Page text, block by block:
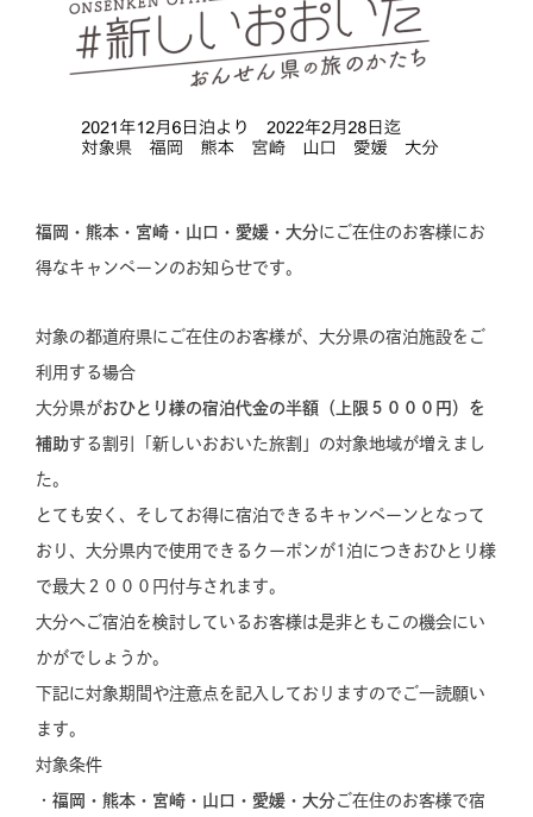
福岡・熊本・宮崎・山口・愛媛・大分にご在住のお客様にお
得なキャンペーンのお知らせです。
対象の都道府県にご在住のお客様が、大分県の宿泊施設をご
利用する場合
大分県がおひとり様の宿泊代金の半額（上限５０００円）を
補助する割引「新しいおおいた旅割」の対象地域が増えまし
た。
とても安く、そしてお得に宿泊できるキャンペーンとなって
おり、大分県内で使用できるクーポンが1泊につきおひとり様
で最大２０００円付与されます。
大分へご宿泊を検討しているお客様は是非ともこの機会にい
かがでしょうか。
下記に対象期間や注意点を記入しておりますのでご一読願い
ます。
対象条件
・ 福岡・熊本・宮崎・山口・愛媛・大分ご在住のお客様で宿